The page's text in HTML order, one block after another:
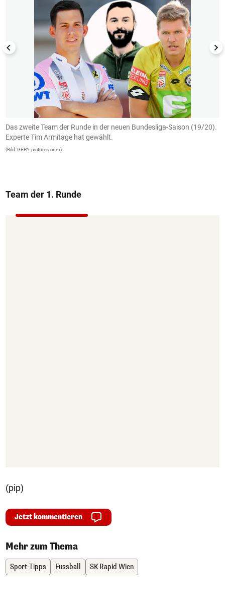
Das zweite Team der Runde in der neuen Bundesliga-Saison (19/20).
Experte Tim Armitage hat gewählt.
(Bild: GEPA-pictures.com)
Team der 1. Runde
(pip)
Jetzt kommentieren
Mehr zum Thema
Sport-Tipps Fussball SK Rapid Wien